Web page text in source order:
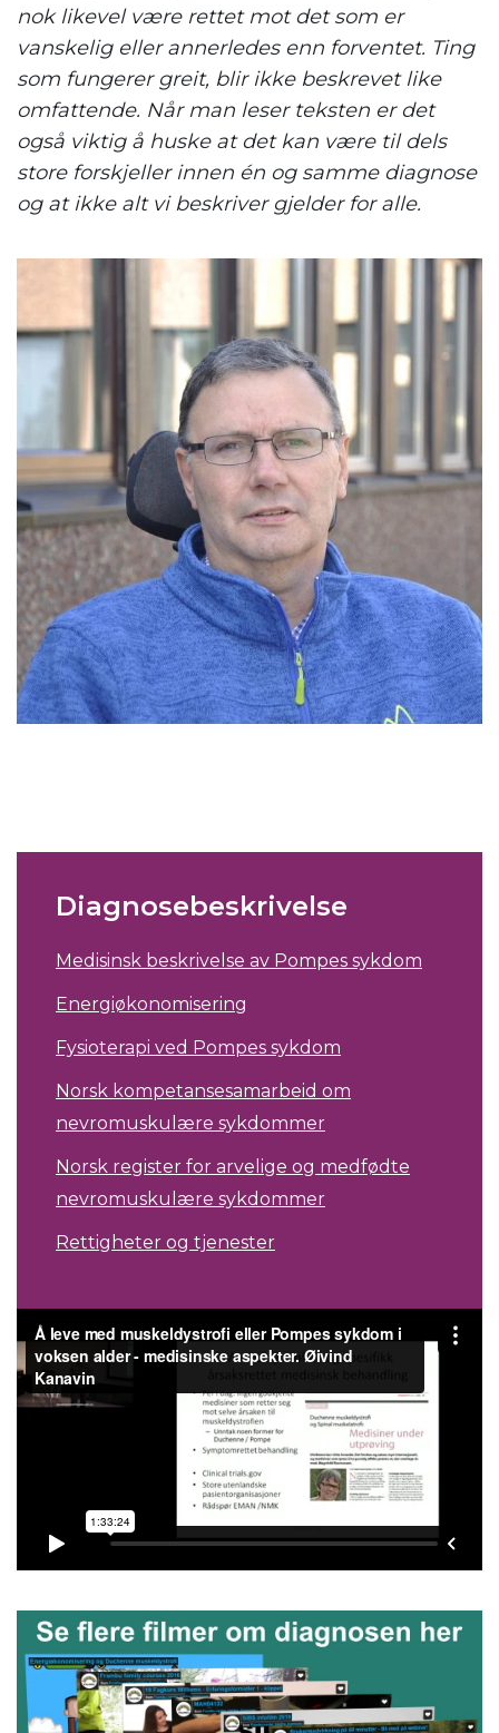
nok likevel være rettet mot det som er
vanskelig eller annerledes enn forventet. Ting
som fungerer greit, blir ikke beskrevet like
omfattende. Når man leser teksten er det
også viktig å huske at det kan være til dels
store forskjeller innen én og samme diagnose
og at ikke alt vi beskriver gjelder for alle.
Diagnosebeskrivelse
Medisinsk beskrivelse av Pompes sykdom
Energiøkonomisering
Fysioterapi ved Pompes sykdom
Norsk kompetansesamarbeid om
nevromuskulære sykdommer
Norsk register for arvelige og medfødte
nevromuskulære sykdommer
Rettigheter og tjenester